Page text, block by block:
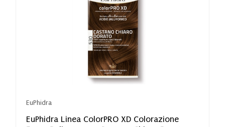
EuPhidra
EuPhidra Linea ColorPRO XD Colorazione